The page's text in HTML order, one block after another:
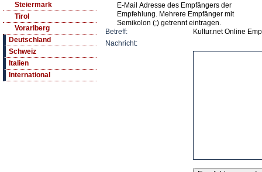
Steiermark
Tirol
Vorarlberg
Deutschland
Schweiz
Italien
International
E-Mail Adresse des Empfängers der
Empfehlung. Mehrere Empfänger mit
Semikolon (;) getrennt eintragen.
Betreff:
Kultur.net Online
Nachricht: